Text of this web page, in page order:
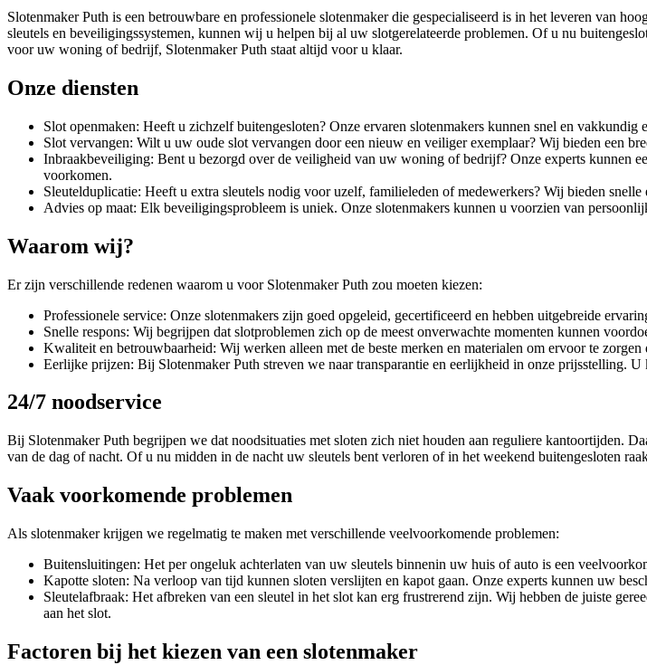
Slotenmaker Puth is een betrouwbare en professionele slotenmaker die gespecialiseerd is in het leveren van
sleutels en beveiligingssystemen, kunnen wij u helpen bij al uw slotgerelateerde problemen. Of u nu
voor uw woning of bedrijf, Slotenmaker Puth staat altijd voor u klaar.
Onze diensten
Slot openmaken: Heeft u zichzelf buitengesloten? Onze ervaren slotenmakers kunnen snel en vakkundig
Slot vervangen: Wilt u uw oude slot vervangen door een nieuw en veiliger exemplaar? Wij bieden een
Inbraakbeveiliging: Bent u bezorgd over de veiligheid van uw woning of bedrijf? Onze experts kunnen
voorkomen.
Sleutelduplicatie: Heeft u extra sleutels nodig voor uzelf, familieleden of medewerkers? Wij bieden
Advies op maat: Elk beveiligingsprobleem is uniek. Onze slotenmakers kunnen u voorzien van
Waarom wij?
Er zijn verschillende redenen waarom u voor Slotenmaker Puth zou moeten kiezen:
Professionele service: Onze slotenmakers zijn goed opgeleid, gecertificeerd en hebben uitgebreide
Snelle respons: Wij begrijpen dat slotproblemen zich op de meest onverwachte momenten kunnen
Kwaliteit en betrouwbaarheid: Wij werken alleen met de beste merken en materialen om ervoor te
Eerlijke prijzen: Bij Slotenmaker Puth streven we naar transparantie en eerlijkheid in onze prijsstelling.
24/7 noodservice
Bij Slotenmaker Puth begrijpen we dat noodsituaties met sloten zich niet houden aan reguliere kantoortijden.
van de dag of nacht. Of u nu midden in de nacht uw sleutels bent verloren of in het weekend buitengesloten
Vaak voorkomende problemen
Als slotenmaker krijgen we regelmatig te maken met verschillende veelvoorkomende problemen:
Buitensluitingen: Het per ongeluk achterlaten van uw sleutels binnenin uw huis of auto is een
Kapotte sloten: Na verloop van tijd kunnen sloten verslijten en kapot gaan. Onze experts kunnen uw
Sleutelafbraak: Het afbreken van een sleutel in het slot kan erg frustrerend zijn. Wij hebben de juiste
aan het slot.
Factoren bij het kiezen van een slotenmaker